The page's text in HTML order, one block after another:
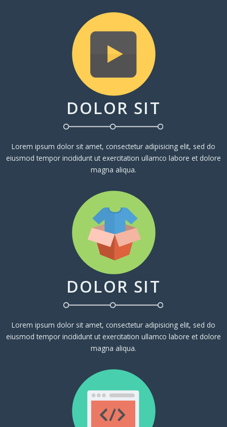
DOLOR SIT
Lorem ipsum dolor sit amet, consectetur adipisicing elit, sed do
eiusmod tempor incididunt ut exercitation ullamco labore et dolore
magna aliqua.
DOLOR SIT
Lorem ipsum dolor sit amet, consectetur adipisicing elit, sed do
eiusmod tempor incididunt ut exercitation ullamco labore et dolore
magna aliqua.